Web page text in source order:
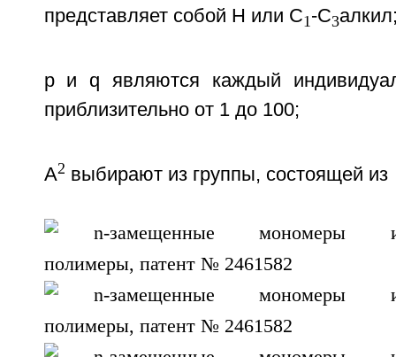
представляет собой Н или C1-С3
р и q являются каждый
приблизительно от 1 до 100;
А2 выбирают из группы, состоящей из